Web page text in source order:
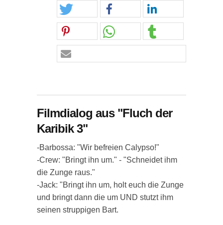
Filmdialog aus "Fluch der
Karibik 3"
-Barbossa: "Wir befreien Calypso!"
-Crew: "Bringt ihn um." - "Schneidet ihm
die Zunge raus."
-Jack: "Bringt ihn um, holt euch die Zunge
und bringt dann die um UND stutzt ihm
seinen struppigen Bart.